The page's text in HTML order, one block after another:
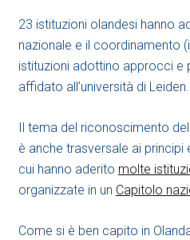
23 istituzioni olandesi hanno
nazionale e il coordinamento
istituzioni adottino approcci e
affidato all’università di Leiden.
Il tema del riconoscimento
è anche trasversale ai principi
cui hanno aderito molte
organizzate in un Capitolo
Come si è ben capito in